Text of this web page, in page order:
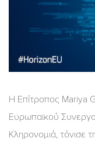
Η Επίτροπος Mariya
Ευρωπαϊκού
Κληρονομιά, τόνισε